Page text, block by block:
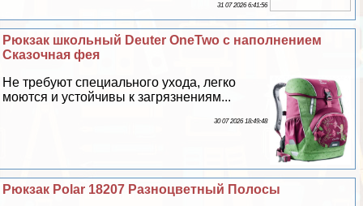
31 07 2026 6:41:56
Рюкзак школьный Deuter OneTwo с наполнением
Сказочная фея
Не требуют специального ухода, легко
моются и устойчивы к загрязнениям...
30 07 2026 18:49:48
Рюкзак Polar 18207 Разноцветный Полосы